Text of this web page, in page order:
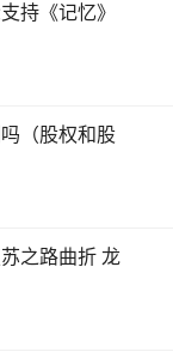
持《记忆》
（股权和股
之路曲折 龙